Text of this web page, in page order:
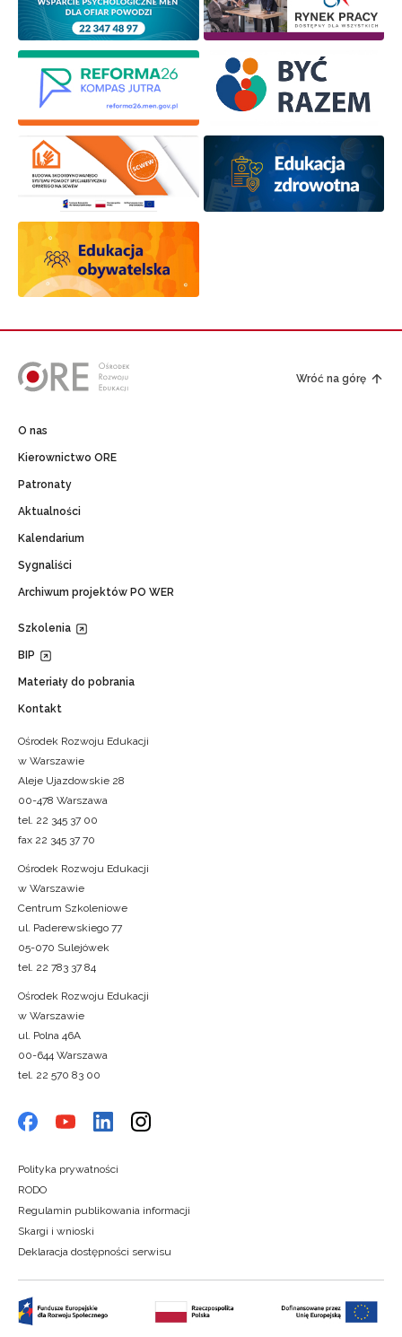
Wróć na górę
O nas
Kierownictwo ORE
Patronaty
Aktualności
Kalendarium
Sygnaliści
Archiwum projektów PO WER
Szkolenia
BIP
Materiały do pobrania
Kontakt
Ośrodek Rozwoju Edukacji
w Warszawie
Aleje Ujazdowskie 28
00-478 Warszawa
tel. 22 345 37 00
fax 22 345 37 70
Ośrodek Rozwoju Edukacji
w Warszawie
Centrum Szkoleniowe
ul. Paderewskiego 77
05-070 Sulejówek
tel. 22 783 37 84
Ośrodek Rozwoju Edukacji
w Warszawie
ul. Polna 46A
00-644 Warszawa
tel. 22 570 83 00
Polityka prywatności
RODO
Regulamin publikowania informacji
Skargi i wnioski
Deklaracja dostępności serwisu